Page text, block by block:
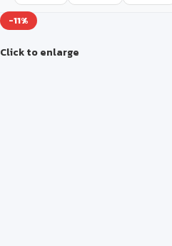
-11%
Click to enlarge